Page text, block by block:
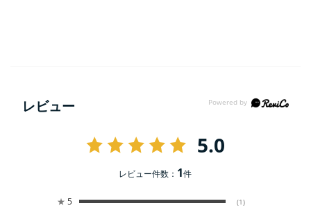
レビュー
5.0
レビュー件数： 1件
★ 5 (1)